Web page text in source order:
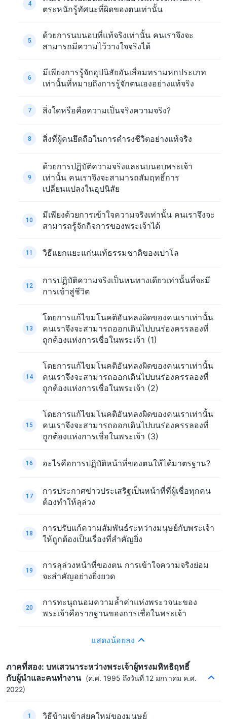
4
ตระหนักรู้ทัศนะที่ผิดของตนเท่านั้น
5
ด้วยการนบนอบที่แท้จริงเท่านั้น คนเราจึงจะ
สามารถมีความไว้วางใจจริงได้
6
มีเพียงการรู้จักอุปนิสัยอันเสื่อมทรามหกประเภท
เท่านั้นที่หมายถึงการรู้จักตนเองอย่างแท้จริง
7 สิ่งใดหรือคือความเป็นจริงความจริง?
8 สิ่งที่ผู้คนยึดถือในการดำรงชีวิตอย่างแท้จริง
9
ด้วยการปฏิบัติความจริงและนบนอบพระเจ้า
เท่านั้น คนเราจึงจะสามารถสัมฤทธิ์การ
เปลี่ยนแปลงในอุปนิสัย
10
มีเพียงด้วยการเข้าใจความจริงเท่านั้น คนเราจึงจะ
สามารถรู้จักกิจการของพระเจ้าได้
11 วิธีแยกแยะแก่นแท้ธรรมชาติของเปาโล
12
การปฏิบัติความจริงเป็นหนทางเดียวเท่านั้นที่จะมี
การเข้าสู่ชีวิต
13
โดยการแก้ไขมโนคติอันหลงผิดของคนเราเท่านั้น
คนเราจึงจะสามารถออกเดินไปบนร่องครรลองที่
ถูกต้องแห่งการเชื่อในพระเจ้า (1)
14
โดยการแก้ไขมโนคติอันหลงผิดของคนเราเท่านั้น
คนเราจึงจะสามารถออกเดินไปบนร่องครรลองที่
ถูกต้องแห่งการเชื่อในพระเจ้า (2)
15
โดยการแก้ไขมโนคติอันหลงผิดของคนเราเท่านั้น
คนเราจึงจะสามารถออกเดินไปบนร่องครรลองที่
ถูกต้องแห่งการเชื่อในพระเจ้า (3)
16 อะไรคือการปฏิบัติหน้าที่ของตนให้ได้มาตรฐาน?
17
การประกาศข่าวประเสริฐเป็นหน้าที่ที่ผู้เชื่อทุกคน
ต้องทำให้ลุล่วง
18
การปรับแก้ความสัมพันธ์ระหว่างมนุษย์กับพระเจ้า
ให้ถูกต้องเป็นเรื่องที่สำคัญยิ่ง
19
การลุล่วงหน้าที่ของตน การเข้าใจความจริงย่อม
จะสำคัญอย่างยิ่งยวด
20
การทะนุถนอมความล้ำค่าแห่งพระวจนะของ
พระเจ้าคือรากฐานของการเชื่อในพระเจ้า
แสดงน้อยลง
ภาคที่สอง: บทเสวนาระหว่างพระเจ้าผู้ทรงมหิทธิฤทธิ์
กับผู้นำและคนทำงาน (ค.ศ. 1995 ถึงวันที่ 12 มกราคม ค.ศ.
2022)
1 วิธีข้ามเข้าสู่ยุคใหม่ของมนุษย์